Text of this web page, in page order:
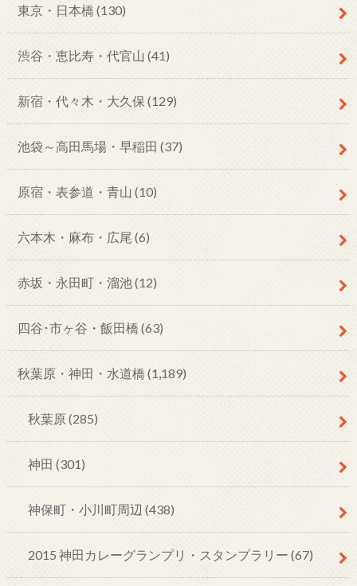
東京・日本橋 (130)
渋谷・恵比寿・代官山 (41)
新宿・代々木・大久保 (129)
池袋～高田馬場・早稲田 (37)
原宿・表参道・青山 (10)
六本木・麻布・広尾 (6)
赤坂・永田町・溜池(12)
四谷･市ヶ谷・飯田橋 (63)
秋葉原・神田・水道橋 (1,189)
秋葉原(285)
神田 (301)
神保町・小川町周辺 (438)
2015 神田カレーグランプリ・スタンプラリー (67)